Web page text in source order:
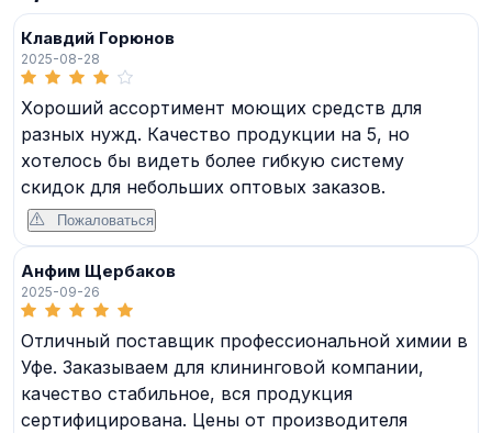
Клавдий Горюнов
2025-08-28
Хороший ассортимент моющих средств для
разных нужд. Качество продукции на 5, но
хотелось бы видеть более гибкую систему
скидок для небольших оптовых заказов.
Пожаловаться
Анфим Щербаков
2025-09-26
Отличный поставщик профессиональной химии в
Уфе. Заказываем для клининговой компании,
качество стабильное, вся продукция
сертифицирована. Цены от производителя